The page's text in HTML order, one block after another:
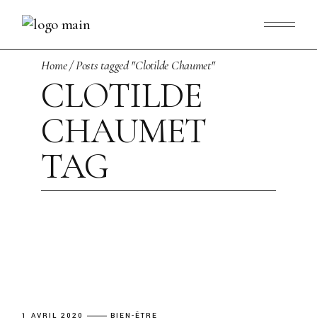
content
Home Posts tagged "Clotilde Chaumet"
CLOTILDE
CHAUMET
TAG
1 AVRIL 2020 BIEN-ÊTRE